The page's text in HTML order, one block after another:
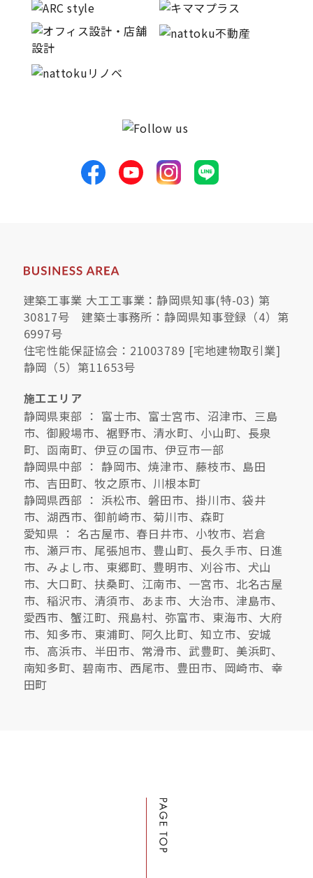
建築工事業 大工工事業：静岡県知事(特-03) 第
30817号 建築士事務所：静岡県知事登録（4）第
6997号
住宅性能保証協会：21003789 [宅地建物取引業]
静岡（5）第11653号
施工エリア
静岡県東部 ： 富士市、富士宮市、沼津市、三島
市、御殿場市、裾野市、清水町、小山町、長泉
町、函南町、伊豆の国市、伊豆市一部
静岡県中部 ： 静岡市、焼津市、藤枝市、島田
市、吉田町、牧之原市、川根本町
静岡県西部 ： 浜松市、磐田市、掛川市、袋井
市、湖西市、御前崎市、菊川市、森町
愛知県 ： 名古屋市、春日井市、小牧市、岩倉
市、瀬戸市、尾張旭市、豊山町、長久手市、日進
市、みよし市、東郷町、豊明市、刈谷市、犬山
市、大口町、扶桑町、江南市、一宮市、北名古屋
市、稲沢市、清須市、あま市、大治市、津島市、
愛西市、蟹江町、飛島村、弥富市、東海市、大府
市、知多市、東浦町、阿久比町、知立市、安城
市、高浜市、半田市、常滑市、武豊町、美浜町、
南知多町、碧南市、西尾市、豊田市、岡崎市、幸
田町